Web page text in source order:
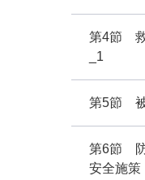
第4節 救
_1
第5節 被
第6節 防
安全施策